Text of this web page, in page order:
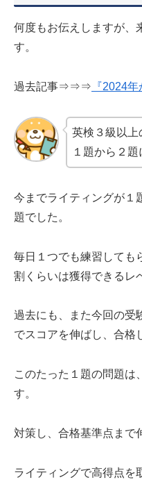
何度もお伝えしますが、
す。
過去記事⇒⇒⇒ 『2024
英検３級以上
１題から２題
今までライティングが１
題でした。
毎日１つでも練習しても
割くらいは獲得できるレ
過去にも、また今回の受
でスコアを伸ばし、合格
このたった１題の問題は
す。
対策し、合格基準点まで
ライティングで高得点を